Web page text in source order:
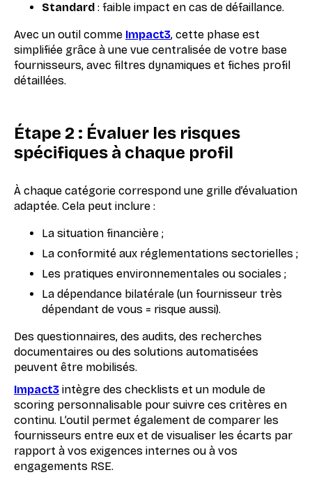
Standard : faible impact en cas de défaillance.
Avec un outil comme Impact3, cette phase est
simplifiée grâce à une vue centralisée de votre base
fournisseurs, avec filtres dynamiques et fiches profil
détaillées.
Étape 2 : Évaluer les risques
spécifiques à chaque profil
À chaque catégorie correspond une grille d’évaluation
adaptée. Cela peut inclure :
La situation financière ;
La conformité aux réglementations sectorielles ;
Les pratiques environnementales ou sociales ;
La dépendance bilatérale (un fournisseur très
dépendant de vous = risque aussi).
Des questionnaires, des audits, des recherches
documentaires ou des solutions automatisées
peuvent être mobilisés.
Impact3 intègre des checklists et un module de
scoring personnalisable pour suivre ces critères en
continu. L’outil permet également de comparer les
fournisseurs entre eux et de visualiser les écarts par
rapport à vos exigences internes ou à vos
engagements RSE.